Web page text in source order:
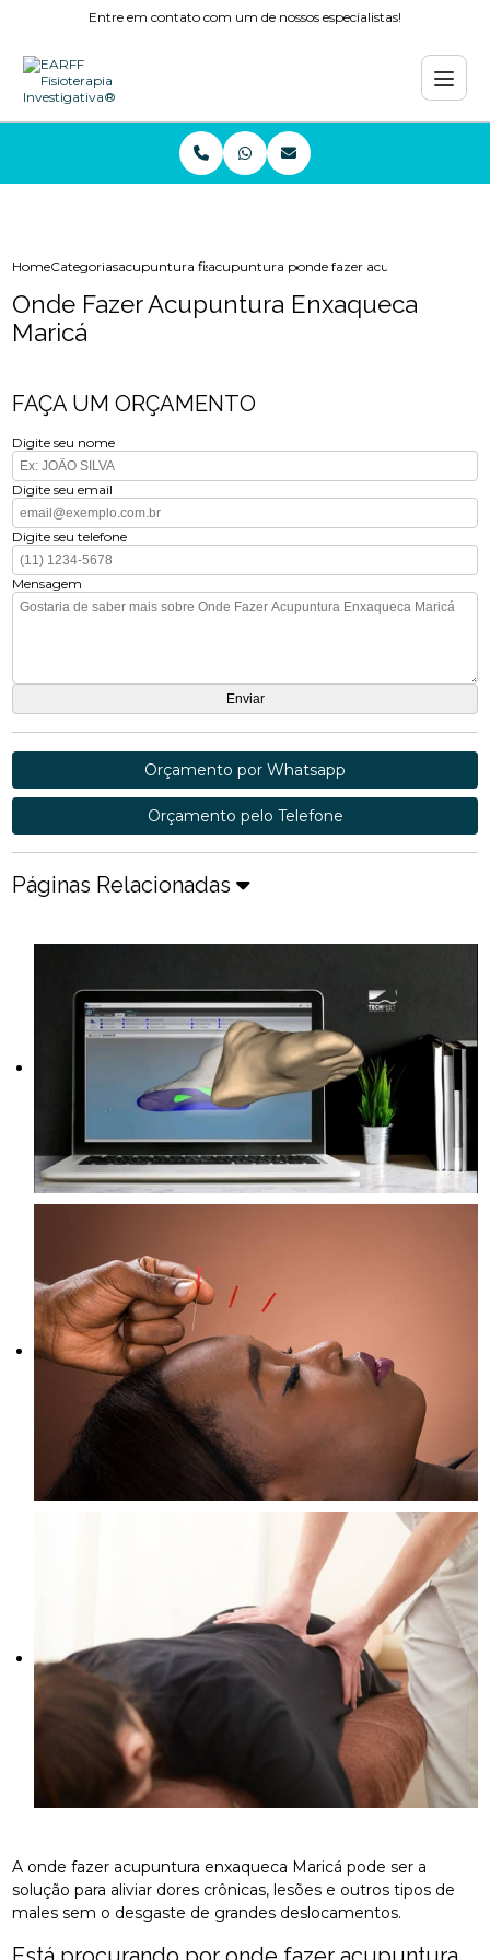
Entre em contato com um de nossos especialistas!
HomeCategoriasacupuntura fisioterapiaacupuntura perto de mim
onde fazer acupuntura
Onde Fazer Acupuntura Enxaqueca
Maricá
A onde fazer acupuntura enxaqueca Maricá pode ser a
solução para aliviar dores crônicas, lesões e outros tipos de
males sem o desgaste de grandes deslocamentos.
FAÇA UM ORÇAMENTO
Digite seu nome
Digite seu email
Digite seu telefone
Mensagem
Orçamento por Whatsapp
Orçamento pelo Telefone
Páginas Relacionadas